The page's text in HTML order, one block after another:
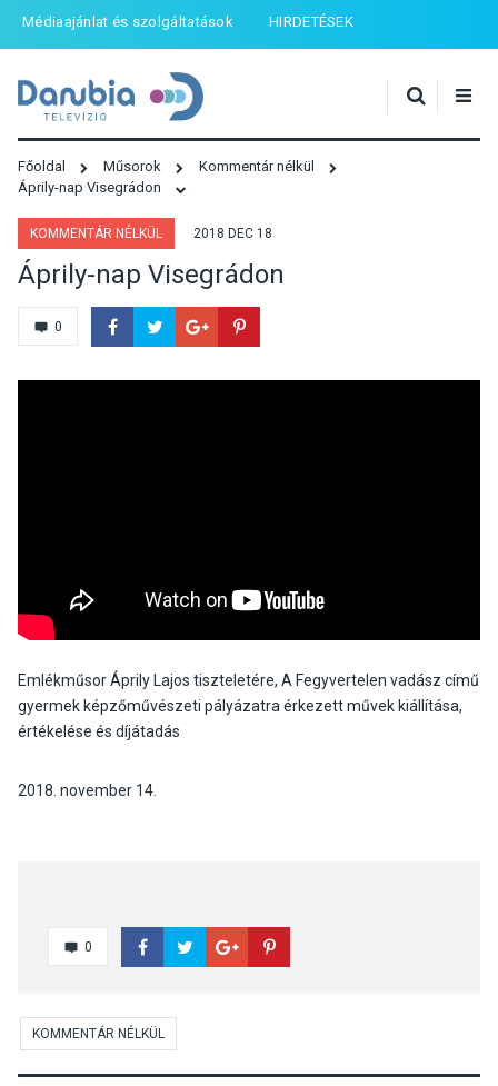
Médiaajánlat és szolgáltatások HIRDETÉSEK
Főoldal Műsorok
Kommentár nélkül
Áprily-nap Visegrádon
KOMMENTÁR NÉLKÜL 2018 DEC 18
Áprily-nap Visegrádon
0
Emlékműsor Áprily Lajos tiszteletére, A Fegyvertelen vadász című
gyermek képzőművészeti pályázatra érkezett művek kiállítása,
értékelése és díjátadás
2018. november 14.
0
KOMMENTÁR NÉLKÜL